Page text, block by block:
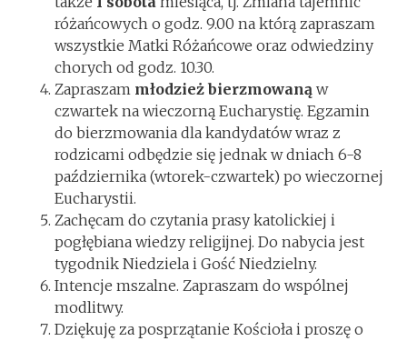
różańcowych o godz. 9.00 na którą zapraszam
wszystkie Matki Różańcowe oraz odwiedziny
chorych od godz. 10.30.
Zapraszam młodzież bierzmowaną w
czwartek na wieczorną Eucharystię. Egzamin
do bierzmowania dla kandydatów wraz z
rodzicami odbędzie się jednak w dniach 6-8
października (wtorek-czwartek) po wieczornej
Eucharystii.
Zachęcam do czytania prasy katolickiej i
pogłębiana wiedzy religijnej. Do nabycia jest
tygodnik Niedziela i Gość Niedzielny.
Intencje mszalne. Zapraszam do wspólnej
modlitwy.
Dziękuję za posprzątanie Kościoła i proszę o